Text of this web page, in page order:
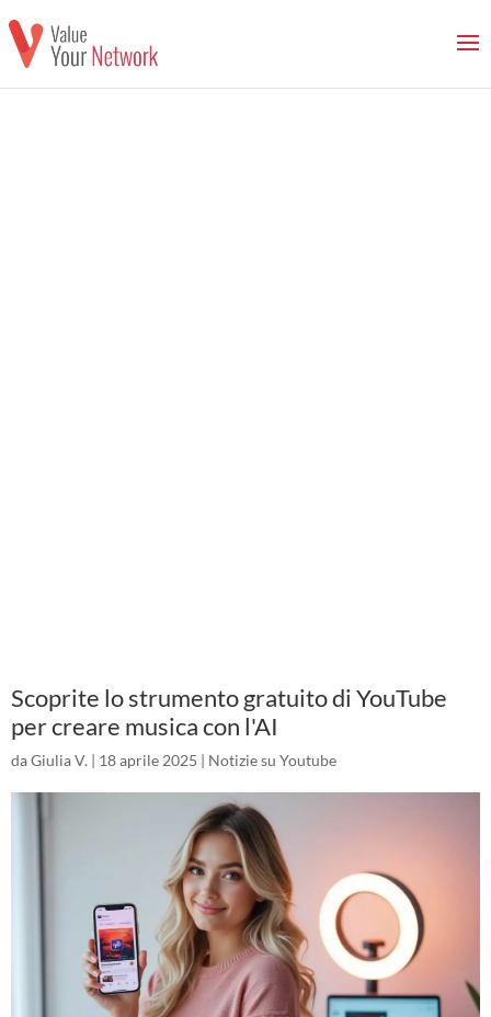
Scoprite lo strumento gratuito di YouTube
per creare musica con l'AI
daGiulia V. | 18 aprile 2025 | Notizie su Youtube